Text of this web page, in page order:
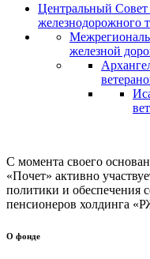
Центральный Совет
железнодорожного
железной
С момента своего
«Почет» активно
политики и обеспечения
пенсионеров холдинга
О фонде